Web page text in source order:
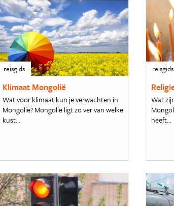
reisgids
Klimaat Mongolië
Wat voor klimaat kun je verwachten in
Mongolië? Mongolië ligt zo ver van welke
kust...
reisgids
Wat
heeft...